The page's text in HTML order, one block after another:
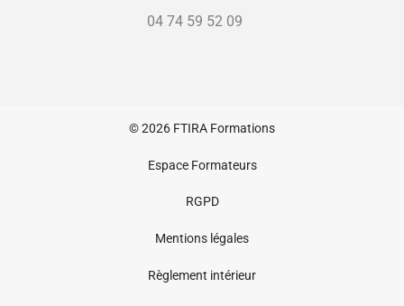
04 74 59 52 09
© 2026 FTIRA Formations
Espace Formateurs
RGPD
Mentions légales
Règlement intérieur